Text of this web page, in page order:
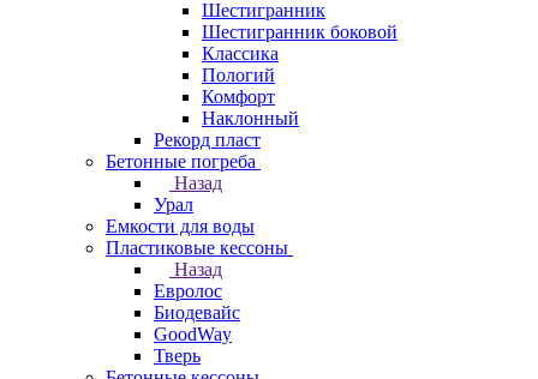
Шестигранник
Шестигранник боковой
Классика
Пологий
Комфорт
Наклонный
Рекорд пласт
Бетонные погреба
Назад
Урал
Емкости для воды
Пластиковые кессоны
Назад
Евролос
Биодевайс
GoodWay
Тверь